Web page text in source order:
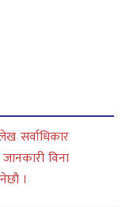
सर्वाधिकार
विना
।